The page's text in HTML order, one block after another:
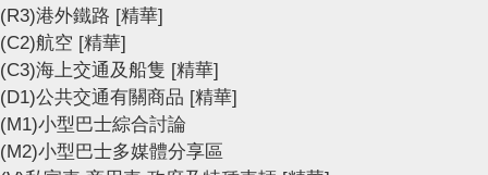
(R3)港外鐵路 [精華]
(C2)航空 [精華]
(C3)海上交通及船隻 [精華]
(D1)公共交通有關商品 [精華]
(M1)小型巴士綜合討論
(M2)小型巴士多媒體分享區